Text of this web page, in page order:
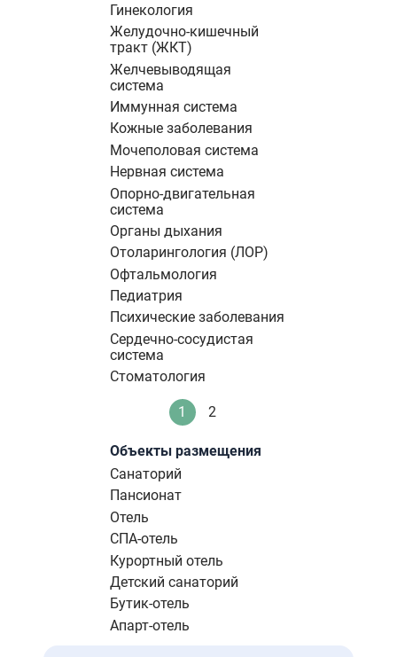
Гинекология
Желудочно-кишечный
тракт (ЖКТ)
Желчевыводящая
система
Иммунная система
Кожные заболевания
Мочеполовая система
Нервная система
Опорно-двигательная
система
Органы дыхания
Отоларингология (ЛОР)
Офтальмология
Педиатрия
Психические заболевания
Сердечно-сосудистая
система
Стоматология
Нумерация
страниц Текущая
1 Стандартное
2
Объекты размещения
Санаторий
Пансионат
Отель
СПА-отель
Курортный отель
Детский санаторий
Бутик-отель
Апарт-отель